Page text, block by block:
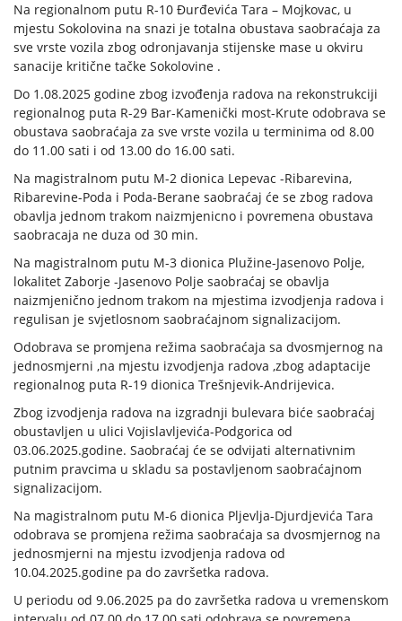
Na regionalnom putu R-10 Đurđevića Tara – Mojkovac, u
mjestu Sokolovina na snazi je totalna obustava saobraćaja za
sve vrste vozila zbog odronjavanja stijenske mase u okviru
sanacije kritične tačke Sokolovine .
Do 1.08.2025 godine zbog izvođenja radova na rekonstrukciji
regionalnog puta R-29 Bar-Kamenički most-Krute odobrava se
obustava saobraćaja za sve vrste vozila u terminima od 8.00
do 11.00 sati i od 13.00 do 16.00 sati.
Na magistralnom putu M-2 dionica Lepevac -Ribarevina,
Ribarevine-Poda i Poda-Berane saobraćaj će se zbog radova
obavlja jednom trakom naizmjenicno i povremena obustava
saobracaja ne duza od 30 min.
Na magistralnom putu M-3 dionica Plužine-Jasenovo Polje,
lokalitet Zaborje -Jasenovo Polje saobraćaj se obavlja
naizmjenično jednom trakom na mjestima izvodjenja radova i
regulisan je svjetlosnom saobraćajnom signalizacijom.
Odobrava se promjena režima saobraćaja sa dvosmjernog na
jednosmjerni ,na mjestu izvodjenja radova ,zbog adaptacije
regionalnog puta R-19 dionica Trešnjevik-Andrijevica.
Zbog izvodjenja radova na izgradnji bulevara biće saobraćaj
obustavljen u ulici Vojislavljevića-Podgorica od
03.06.2025.godine. Saobraćaj će se odvijati alternativnim
putnim pravcima u skladu sa postavljenom saobraćajnom
signalizacijom.
Na magistralnom putu M-6 dionica Pljevlja-Djurdjevića Tara
odobrava se promjena režima saobraćaja sa dvosmjernog na
jednosmjerni na mjestu izvodjenja radova od
10.04.2025.godine pa do završetka radova.
U periodu od 9.06.2025 pa do završetka radova u vremenskom